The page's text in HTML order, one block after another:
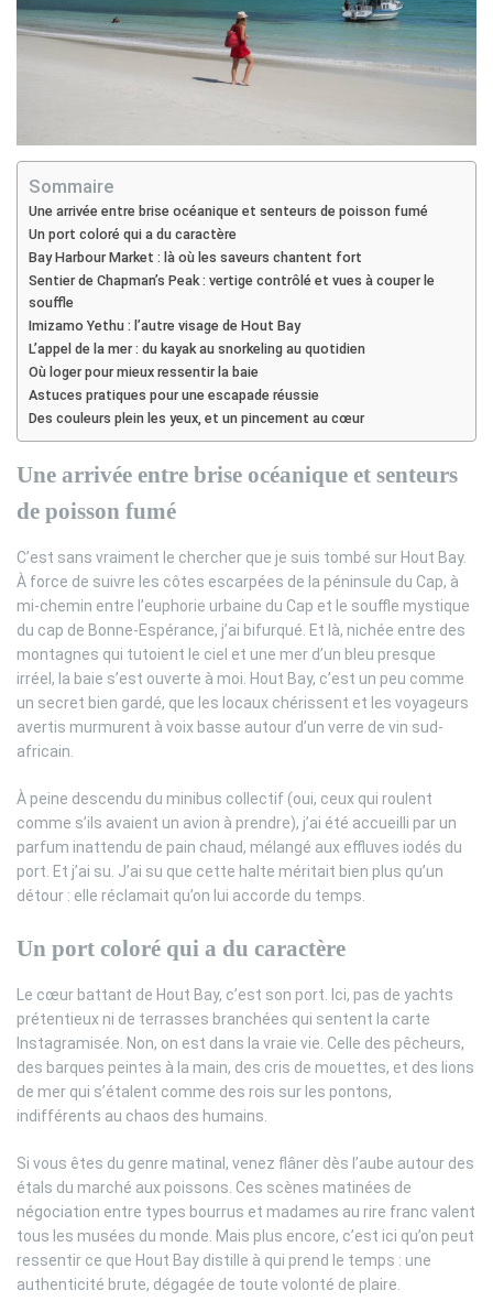
Sommaire
Une arrivée entre brise océanique et senteurs de poisson fumé
Un port coloré qui a du caractère
Bay Harbour Market : là où les saveurs chantent fort
Sentier de Chapman’s Peak : vertige contrôlé et vues à couper le
souffle
Imizamo Yethu : l’autre visage de Hout Bay
L’appel de la mer : du kayak au snorkeling au quotidien
Où loger pour mieux ressentir la baie
Astuces pratiques pour une escapade réussie
Des couleurs plein les yeux, et un pincement au cœur
Une arrivée entre brise océanique et senteurs
de poisson fumé
C’est sans vraiment le chercher que je suis tombé sur Hout Bay.
À force de suivre les côtes escarpées de la péninsule du Cap, à
mi-chemin entre l’euphorie urbaine du Cap et le souffle mystique
du cap de Bonne-Espérance, j’ai bifurqué. Et là, nichée entre des
montagnes qui tutoient le ciel et une mer d’un bleu presque
irréel, la baie s’est ouverte à moi. Hout Bay, c’est un peu comme
un secret bien gardé, que les locaux chérissent et les voyageurs
avertis murmurent à voix basse autour d’un verre de vin sud-
africain.
À peine descendu du minibus collectif (oui, ceux qui roulent
comme s’ils avaient un avion à prendre), j’ai été accueilli par un
parfum inattendu de pain chaud, mélangé aux effluves iodés du
port. Et j’ai su. J’ai su que cette halte méritait bien plus qu’un
détour : elle réclamait qu’on lui accorde du temps.
Un port coloré qui a du caractère
Le cœur battant de Hout Bay, c’est son port. Ici, pas de yachts
prétentieux ni de terrasses branchées qui sentent la carte
Instagramisée. Non, on est dans la vraie vie. Celle des pêcheurs,
des barques peintes à la main, des cris de mouettes, et des lions
de mer qui s’étalent comme des rois sur les pontons,
indifférents au chaos des humains.
Si vous êtes du genre matinal, venez flâner dès l’aube autour des
étals du marché aux poissons. Ces scènes matinées de
négociation entre types bourrus et madames au rire franc valent
tous les musées du monde. Mais plus encore, c’est ici qu’on peut
ressentir ce que Hout Bay distille à qui prend le temps : une
authenticité brute, dégagée de toute volonté de plaire.